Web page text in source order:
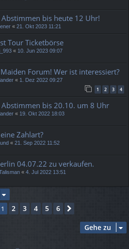
Abstimmen bis heute 12 Uhr!
« 21. Okt 2023 11:21
Tour Ticketbörse
« 10. Jun 2023 09:07
Forum! Wer ist interessiert?
« 1. Dez 2022 09:27
1 2 3 4
Abstimmen bis 20.10. um 8 Uhr
« 19. Okt 2022 18:03
Zahlart?
« 21. Sep 2022 11:52
04.07.22 zu verkaufen.
« 4. Jul 2022 13:51
1 2 3 4 5 6
Gehe zu